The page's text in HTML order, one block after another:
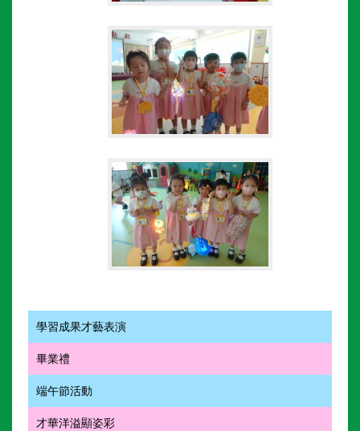
學習成果才藝表演
畢業禮
端午節活動
才華洋溢顯姿彩